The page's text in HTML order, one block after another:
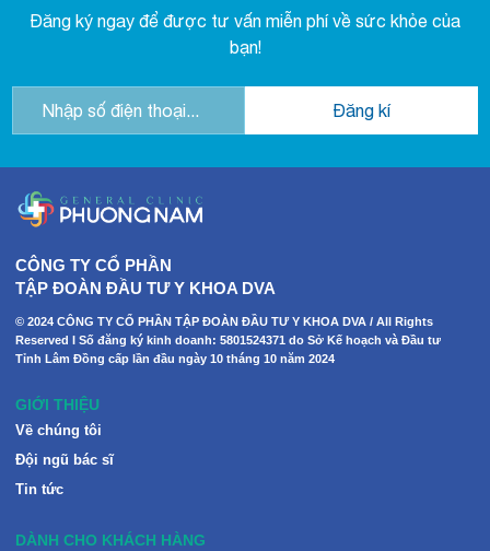
Đăng ký ngay để được tư vấn miễn phí về sức khỏe của
bạn!
CÔNG TY CỔ PHẦN
TẬP ĐOÀN ĐẦU TƯ Y KHOA DVA
© 2024 CÔNG TY CỔ PHẦN TẬP ĐOÀN ĐẦU TƯ Y KHOA DVA / All Rights
Reserved I Số đăng ký kinh doanh: 5801524371 do Sở Kế hoạch và Đầu tư
Tỉnh Lâm Đồng cấp lần đầu ngày 10 tháng 10 năm 2024
GIỚI THIỆU
Về chúng tôi
Đội ngũ bác sĩ
Tin tức
DÀNH CHO KHÁCH HÀNG